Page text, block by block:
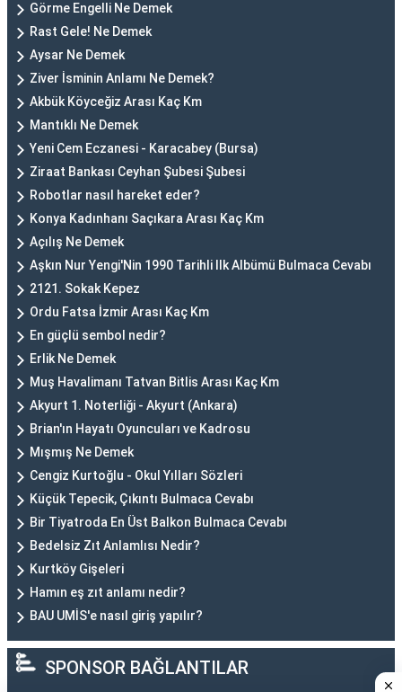
Görme Engelli Ne Demek
Rast Gele! Ne Demek
Aysar Ne Demek
Ziver İsminin Anlamı Ne Demek?
Akbük Köyceğiz Arası Kaç Km
Mantıklı Ne Demek
Yeni Cem Eczanesi - Karacabey (Bursa)
Ziraat Bankası Ceyhan Şubesi Şubesi
Robotlar nasıl hareket eder?
Konya Kadınhanı Saçıkara Arası Kaç Km
Açılış Ne Demek
Aşkın Nur Yengi'Nin 1990 Tarihli Ilk Albümü Bulmaca Cevabı
2121. Sokak Kepez
Ordu Fatsa İzmir Arası Kaç Km
En güçlü sembol nedir?
Erlik Ne Demek
Muş Havalimanı Tatvan Bitlis Arası Kaç Km
Akyurt 1. Noterliği - Akyurt (Ankara)
Brian'ın Hayatı Oyuncuları ve Kadrosu
Mışmış Ne Demek
Cengiz Kurtoğlu - Okul Yılları Sözleri
Küçük Tepecik, Çıkıntı Bulmaca Cevabı
Bir Tiyatroda En Üst Balkon Bulmaca Cevabı
Bedelsiz Zıt Anlamlısı Nedir?
Kurtköy Gişeleri
Hamın eş zıt anlamı nedir?
BAU UMİS'e nasıl giriş yapılır?
SPONSOR BAĞLANTILAR